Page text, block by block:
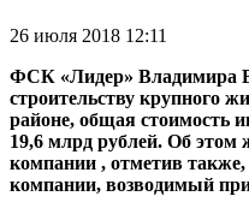
26 июля 2018 12:11
ФСК «Лидер» Владимира
строительству крупного
районе, общая стоимость
19,6 млрд рублей. Об этом
компании , отметив
компании, возводимый